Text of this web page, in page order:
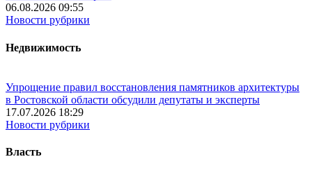
06.08.2026 09:55
Новости рубрики
Недвижимость
Упрощение правил восстановления памятников архитектуры
в Ростовской области обсудили депутаты и эксперты
17.07.2026 18:29
Новости рубрики
Власть